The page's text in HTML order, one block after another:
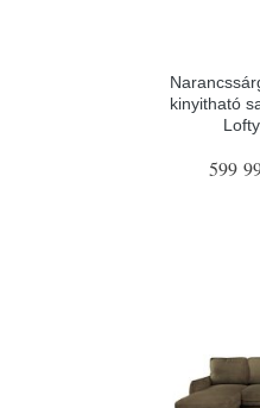
kinyitható
599